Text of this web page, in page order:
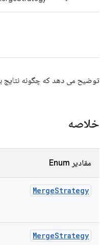
توضیح می دهد که چگونه نتایج
خلاصه
مقادیر Enum
MergeStrategy
MergeStrategy